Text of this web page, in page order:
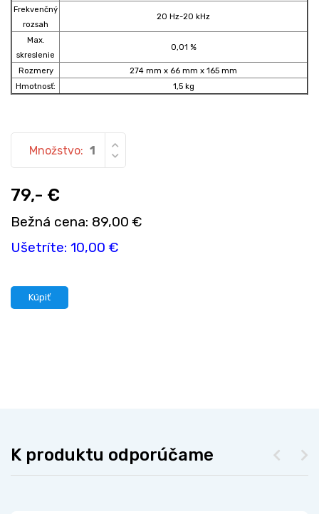
Frekvenčný
rozsah
20 Hz-20 kHz
Max.
skreslenie
0,01 %
Rozmery
274 mm x 66 mm x 165 mm
Hmotnosť:
1,5 kg
Množstvo:
79,- €
Bežná cena: 89,00 €
Ušetríte: 10,00 €
Kúpiť
K produktu odporúčame